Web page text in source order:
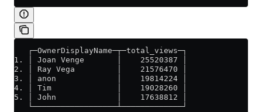
   ┌─OwnerDisplayName─┬─total_views─┐
1. │ Joan Venge       │    25520387 │
2. │ Ray Vega         │    21576470 │
3. │ anon             │    19814224 │
4. │ Tim              │    19028260 │
5. │ John             │    17638812 │
   └──────────────────┴─────────────┘